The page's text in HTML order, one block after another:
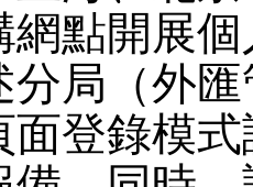
網點開展
分局（外
面登錄模